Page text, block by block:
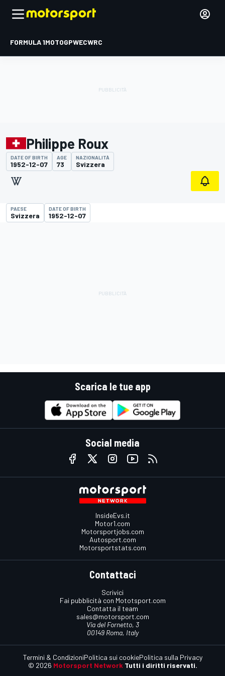
FORMULA 1MOTOGPWECWRC
Philippe Roux
DATE OF BIRTH
1952-12-07
AGE
73
NAZIONALITÀ
Svizzera
PAESE
Svizzera
DATE OF BIRTH
1952-12-07
Scarica le tue app
Social media
InsideEvs.it
Motor1.com
Motorsportjobs.com
Autosport.com
Motorsportstats.com
Contattaci
Scrivici
Fai pubblicità con Mototsport.com
Contatta il team
sales@motorsport.com
Via del Fornetto, 3
00149 Roma, Italy
© 2026 Motorsport Network Tutti i diritti riservati.
Termini & CondizioniPolitica sui cookiePolitica sulla Privacy